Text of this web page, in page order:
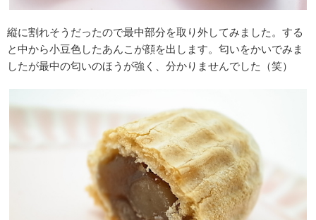
縦に割れそうだったので最中部分を取り外してみました。する
と中から小豆色したあんこが顔を出します。匂いをかいでみま
したが最中の匂いのほうが強く、分かりませんでした（笑）